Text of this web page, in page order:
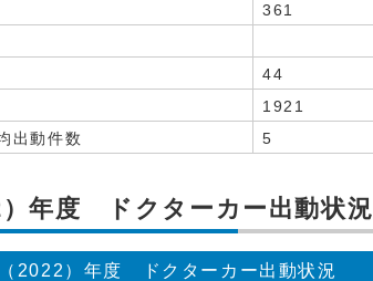
361
44
1921
出動件数
5
年度 ドクターカー出動状況
2022）年度 ドクターカー出動状況